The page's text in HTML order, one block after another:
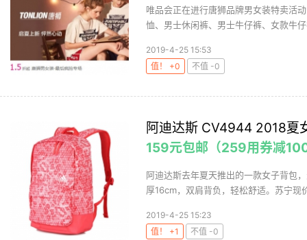
唯品会正在进行唐狮品牌男女装特卖活
恤、男士休闲裤、男士牛仔裤、女款牛
2019-4-25 15:53
值！ +0
不值 -0
阿迪达斯 CV4944 2018夏
159元包邮（259用券减
阿迪达斯去年夏天推出的一款女子背包
厚16cm，双肩背负，轻松舒适。苏宁现
2019-4-25 15:23
值！ +1
不值 -0